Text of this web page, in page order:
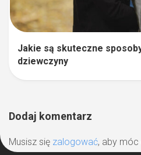
Jakie są skuteczne
dziewczyny
Dodaj komentarz
Musisz się zalogować, aby